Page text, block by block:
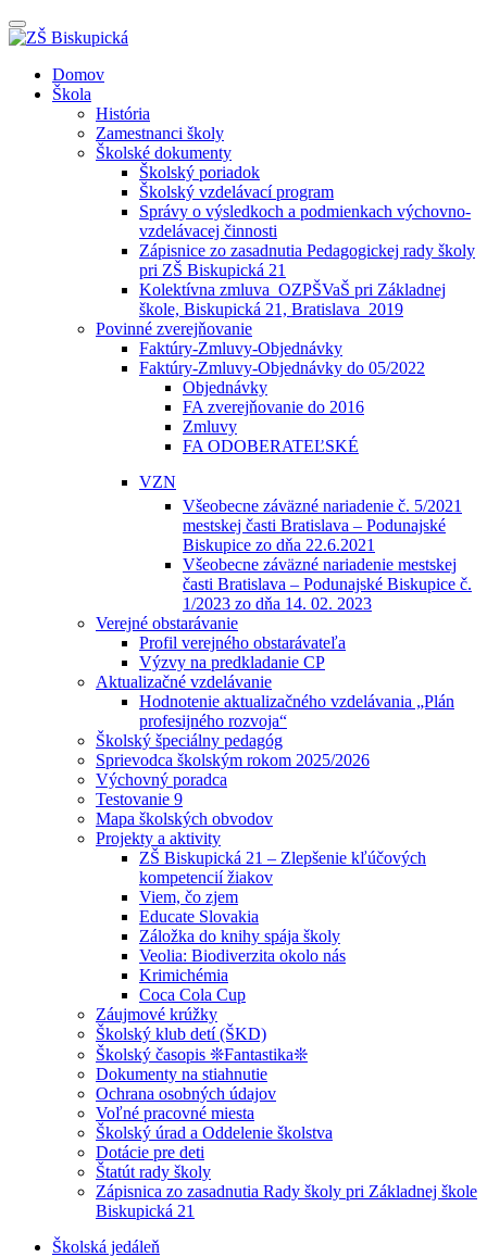
Prepínateľná
navigácia
Prejsť
Domov
Škola
História
Zamestnanci školy
Školské dokumenty
Školský poriadok
Školský vzdelávací program
Správy o výsledkoch a podmienkach výchovno-
vzdelávacej činnosti
Zápisnice zo zasadnutia Pedagogickej rady školy
pri ZŠ Biskupická 21
Kolektívna zmluva_OZPŠVaŠ pri Základnej
škole, Biskupická 21, Bratislava_2019
Povinné zverejňovanie
Faktúry-Zmluvy-Objednávky
Faktúry-Zmluvy-Objednávky do 05/2022
Objednávky
FA zverejňovanie do 2016
Zmluvy
FA ODOBERATEĽSKÉ
VZN
Všeobecne záväzné nariadenie č. 5/2021
mestskej časti Bratislava – Podunajské
Biskupice zo dňa 22.6.2021
Všeobecne záväzné nariadenie mestskej
časti Bratislava – Podunajské Biskupice č.
1/2023 zo dňa 14. 02. 2023
Verejné obstarávanie
Profil verejného obstarávateľa
Výzvy na predkladanie CP
Aktualizačné vzdelávanie
Hodnotenie aktualizačného vzdelávania „Plán
profesijného rozvoja“
Školský špeciálny pedagóg
Sprievodca školským rokom 2025/2026
Výchovný poradca
Testovanie 9
Mapa školských obvodov
Projekty a aktivity
ZŠ Biskupická 21 – Zlepšenie kľúčových
kompetencií žiakov
Viem, čo zjem
Educate Slovakia
Záložka do knihy spája školy
Veolia: Biodiverzita okolo nás
Krimichémia
Coca Cola Cup
Záujmové krúžky
Školský klub detí (ŠKD)
Školský časopis ❊Fantastika❊
Dokumenty na stiahnutie
Ochrana osobných údajov
Voľné pracovné miesta
Školský úrad a Oddelenie školstva
Dotácie pre deti
Štatút rady školy
Zápisnica zo zasadnutia Rady školy pri Základnej škole
Biskupická 21
Školská jedáleň